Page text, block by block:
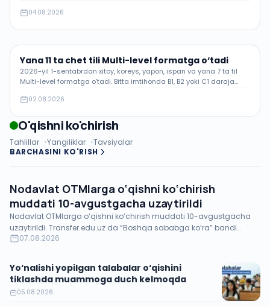
04.08.2026
Yana 11 ta chet tili Multi-level formatga o‘tadi
2026-yil 1-sentabrdan xitoy, koreys, yapon, ispan va yana 7 ta til
Multi-level formatga o‘tadi. Bitta imtihonda B1, B2 yoki C1 daraja
02.08.2026
O'qishni ko'chirish
Tahlillar Yangiliklar
Tavsiyalar
BARCHASINI KO'RISH
Nodavlat OTMlarga o‘qishni ko‘chirish
muddati 10-avgustgacha uzaytirildi
Nodavlat OTMlarga o‘qishni ko‘chirish muddati 10-avgustgacha
uzaytirildi. Transfer.edu.uz da “Boshqa sababga ko‘ra” bandi
qo‘shildi.
07.08.2026
Yo‘nalishi yopilgan talabalar o‘qishini
tiklashda muammoga duch kelmoqda
05.08.2026